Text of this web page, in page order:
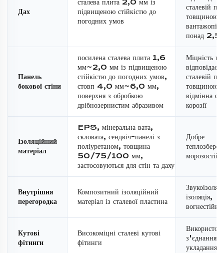
Дах
сталева плита 2,0 мм із
підвищеною стійкістю до
погодних умов
сталевій
товщиною
понад 2,5
Панель
бокової стіни
посилена сталева плита 1,6
мм~2,0 мм із підвищеною
стійкістю до погодних умов,
стовп 4,0 мм~6,0 мм,
поверхня з обробкою
дрібнозернистим абразивом
Міцність
відповідає
сталевій
товщиною
відмінна
корозії
Ізоляційний
матеріал
EPS, мінеральна вата,
скловата, сендвіч-панелі з
поліуретаном, товщина
50/75/100 мм,
застосовуються для стін та даху
Добре
Внутрішня
перегородка
Композитний ізоляційний
матеріал із сталевої пластина
ізоляція,
Кутові
фітинги
Високоміцні сталеві кутові
фітинги
з'єднання
укладання